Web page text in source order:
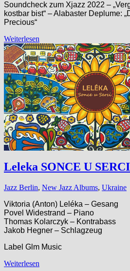
Soundcheck zum Xjazz 2022 –
kostbar bist“ – Alabaster Deplume:
Precious“
Weiterlesen
Leleka SONCE U
Jazz Berlin, New Jazz Albums, Ukraine
Viktoria (Anton) Leléka – Gesang
Povel Widestrand – Piano
Thomas Kolarczyk – Kontrabass
Jakob Hegner – Schlagzeug
Label Glm Music
Weiterlesen